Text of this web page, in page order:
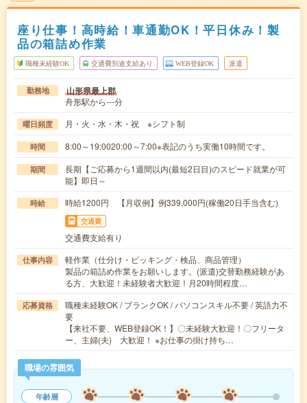
座り仕事！高時給！車通勤OK！平日休み！製
品の箱詰め作業
職種未経験OK 交通費別途支給あり WEB登録OK 派遣
勤務地 山形県最上郡
舟形駅から---分
曜日頻度 月・火・水・木・祝 ※シフト制
時間 8:00～19:0020:00～7:00※表記のうち実働10時間です。
期間
長期【ご応募から1週間以内(最短2日目)のスピード就業が可
能】即日～
時給 時給1200円 【月収例】例339,000円(稼働20日手当含む)
交通費
交通費支給有り
仕事内容
軽作業（仕分け・ピッキング・検品、商品管理）
製品の箱詰め作業をお願いします。(派遣)交替勤務経験があ
る方、大歓迎！未経験者大歓迎！月20時間程度…
応募資格
職種未経験OK / ブランクOK / パソコンスキル不要 / 英語力不
要
【来社不要、WEB登録OK！】〇未経験大歓迎！〇フリータ
ー、主婦(夫) 大歓迎！ ※お仕事の掛け持ち…
職場の雰囲気
年齢層